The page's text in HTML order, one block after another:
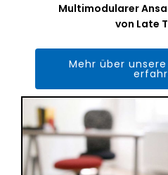
Multimodularer
von Late
Mehr über